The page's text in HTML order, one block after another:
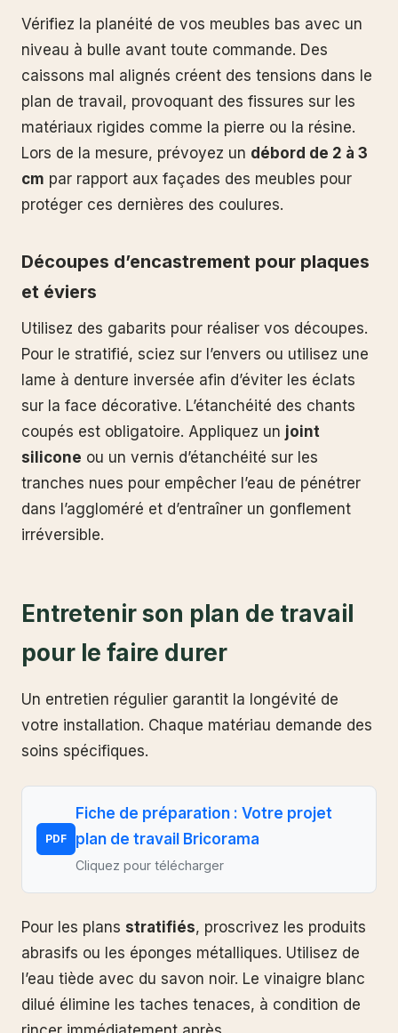
Vérifiez la planéité de vos meubles bas avec un
niveau à bulle avant toute commande. Des
caissons mal alignés créent des tensions dans le
plan de travail, provoquant des fissures sur les
matériaux rigides comme la pierre ou la résine.
Lors de la mesure, prévoyez un débord de 2 à 3
cm par rapport aux façades des meubles pour
protéger ces dernières des coulures.
Découpes d’encastrement pour plaques
et éviers
Utilisez des gabarits pour réaliser vos découpes.
Pour le stratifié, sciez sur l’envers ou utilisez une
lame à denture inversée afin d’éviter les éclats
sur la face décorative. L’étanchéité des chants
coupés est obligatoire. Appliquez un joint
silicone ou un vernis d’étanchéité sur les
tranches nues pour empêcher l’eau de pénétrer
dans l’aggloméré et d’entraîner un gonflement
irréversible.
Entretenir son plan de travail
pour le faire durer
Un entretien régulier garantit la longévité de
votre installation. Chaque matériau demande des
soins spécifiques.
PDF
Fiche de préparation : Votre projet
plan de travail Bricorama
Cliquez pour télécharger
Pour les plans stratifiés, proscrivez les produits
abrasifs ou les éponges métalliques. Utilisez de
l’eau tiède avec du savon noir. Le vinaigre blanc
dilué élimine les taches tenaces, à condition de